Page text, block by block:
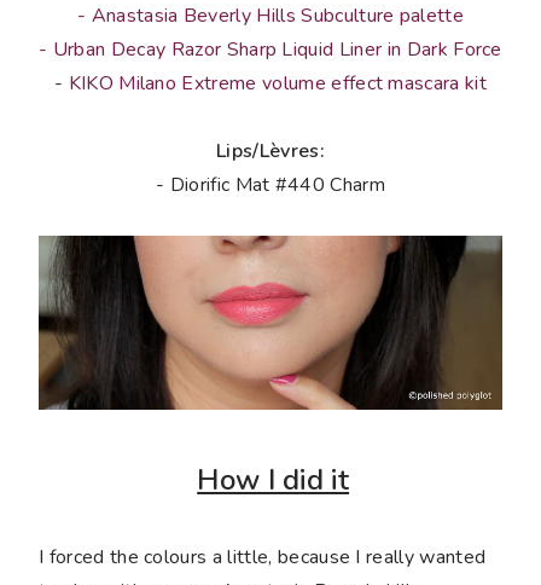
- Anastasia Beverly Hills Subculture palette
- Urban Decay Razor Sharp Liquid Liner in Dark Force
- KIKO Milano Extreme volume effect mascara kit
Lips/Lèvres:
- Diorific Mat #440 Charm
How I did it
I forced the colours a little, because I really wanted